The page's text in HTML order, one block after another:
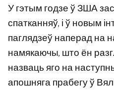
У гэтым годзе ў ЗША
спатканняў, і ў новым
паглядзеў наперад на
намякаючы, што ён
назваць яго на
апошняга прабегу ў